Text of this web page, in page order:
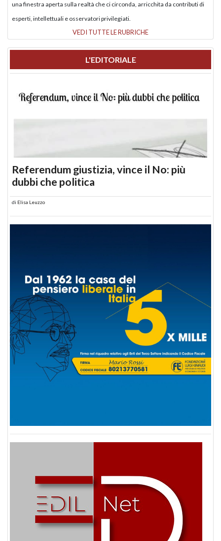
una finestra aperta sulla realtà che ci circonda, arricchita da contributi di
esperti, intellettuali e osservatori privilegiati.
VEDI TUTTE LE RUBRICHE
L'EDITORIALE
Referendum giustizia, vince il No: più
dubbi che politica
di Elisa Leuzzo